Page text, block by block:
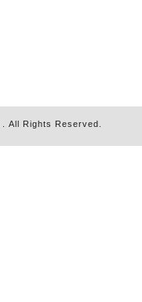
. All Rights Reserved.